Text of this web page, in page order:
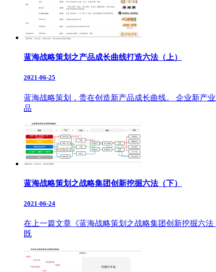
蓝海战略策划之产品成长曲线打造六法（上）
2021-06-25
蓝海战略策划，贵在创造新产品成长曲线。 企业新产
品
蓝海战略策划之战略集团创新挖掘六法（下）
2021-06-24
在上一篇文章《蓝海战略策划之战略集团创新挖掘六
既